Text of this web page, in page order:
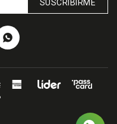
SUSCRIBIRME
